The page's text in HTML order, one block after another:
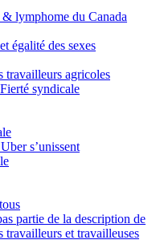
& lymphome du Canada
égalité des sexes
agricoles
syndicale
s’unissent
partie de la description de
travailleurs et travailleuses